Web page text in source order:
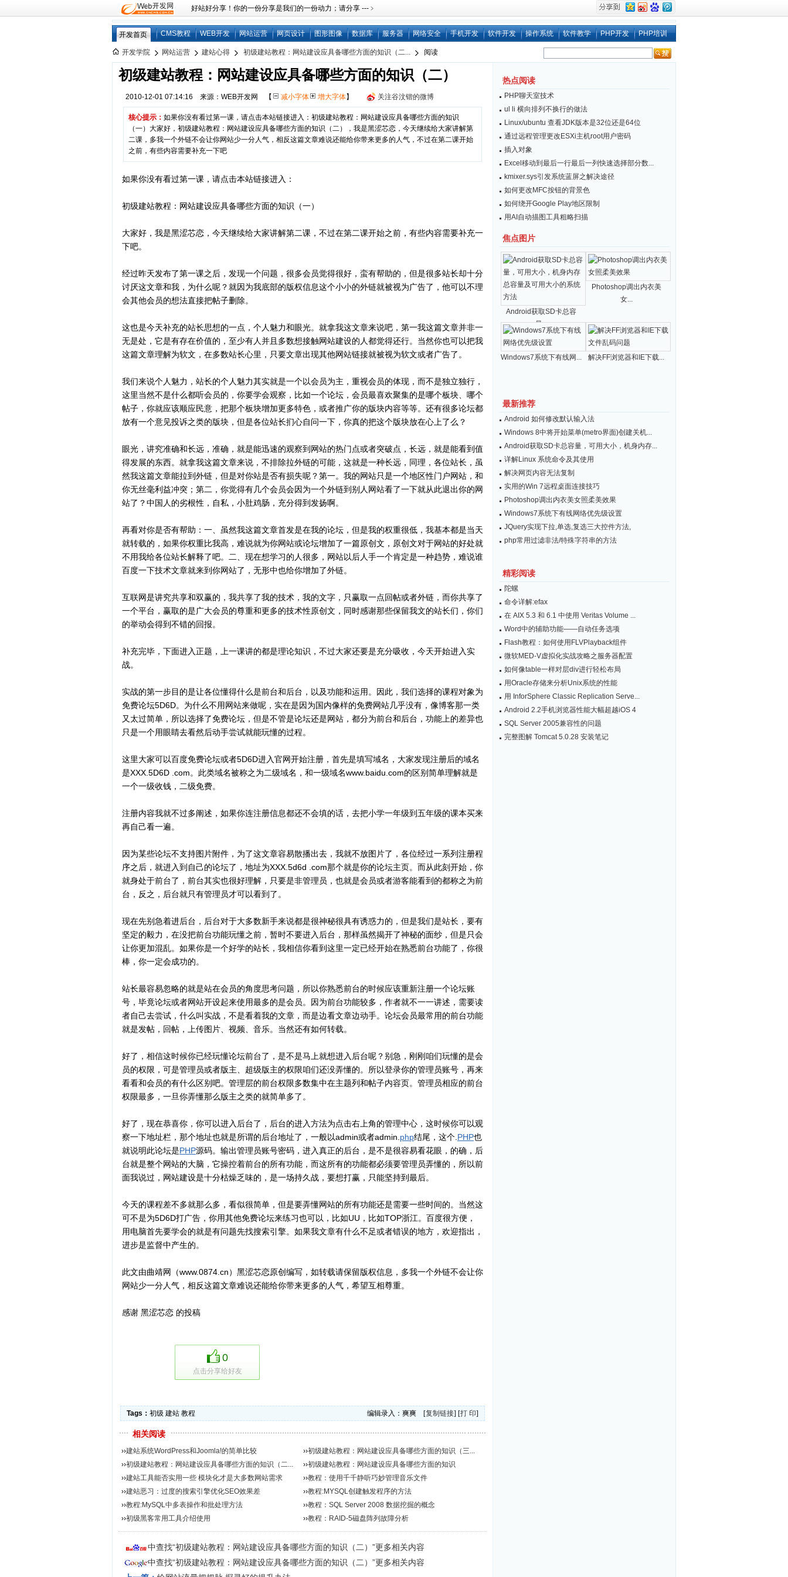
好站好分享！你的一份分享是我们的一份动力；请分享 ---﹥
开发首页 CMS教程 WEB开发 网站运营 网页设计 图形图像 数据库 服务器 网络安全 手机开发 软件开发 操作系统 软件教学 PHP开发 PHP培训
开发学院 网站运营 建站心得 初级建站教程：网站建设应具备哪些方面的知识（二... 阅读
初级建站教程：网站建设应具备哪些方面的知识（二）
2010-12-01 07:14:16 来源：WEB开发网 【 减小字体 增大字体】 关注谷汶锴的微博
核心提示： 如果你没有看过第一课，请点击本站链接进入：初级建站教程：网站建设应具备哪些方面的知识
（一）大家好，初级建站教程：网站建设应具备哪些方面的知识（二），我是黑涩芯恋，今天继续给大家讲解第
二课，多我一个外链不会让你网站少一分人气，相反这篇文章难说还能给你带来更多的人气，不过在第二课开始
之前，有些内容需要补充一下吧
如果你没有看过第一课，请点击本站链接进入：
初级建站教程：网站建设应具备哪些方面的知识（一）
大家好，我是黑涩芯恋，今天继续给大家讲解第二课，不过在第二课开始之前，有些内容需要补充一
下吧。
经过昨天发布了第一课之后，发现一个问题，很多会员觉得很好，蛮有帮助的，但是很多站长却十分
讨厌这文章和我，为什么呢？就因为我底部的版权信息这个小小的外链就被视为广告了，他可以不理
会其他会员的想法直接把帖子删除。
这也是今天补充的站长思想的一点，个人魅力和眼光。就拿我这文章来说吧，第一我这篇文章并非一
无是处，它是有存在价值的，至少有人并且多数想接触网站建设的人都觉得还行。当然你也可以把我
这篇文章理解为软文，在多数站长心里，只要文章出现其他网站链接就被视为软文或者广告了。
我们来说个人魅力，站长的个人魅力其实就是一个以会员为主，重视会员的体现，而不是独立独行，
这里当然不是什么都听会员的，你要学会观察，比如一个论坛，会员最喜欢聚集的是哪个板块、哪个
帖子，你就应该顺应民意，把那个板块增加更多特色，或者推广你的版块内容等等。还有很多论坛都
放有一个意见投诉之类的版块，但是各位站长扪心自问一下，你真的把这个版块放在心上了么？
眼光，讲究准确和长远，准确，就是能迅速的观察到网站的热门点或者突破点，长远，就是能看到值
得发展的东西。就拿我这篇文章来说，不排除拉外链的可能，这就是一种长远，同理，各位站长，虽
然我这篇文章能拉到外链，但是对你站是否有损失呢？第一。我的网站只是一个地区性门户网站，和
你无丝毫利益冲突；第二，你觉得有几个会员会因为一个外链到别人网站看了一下就从此退出你的网
站了？中国人的劣根性，自私，小肚鸡肠，充分得到发扬啊。
再看对你是否有帮助：一、虽然我这篇文章首发是在我的论坛，但是我的权重很低，我基本都是当天
就转载的，如果你权重比我高，难说就为你网站或论坛增加了一篇原创文，原创文对于网站的好处就
不用我给各位站长解释了吧。二、现在想学习的人很多，网站以后人手一个肯定是一种趋势，难说谁
百度一下技术文章就来到你网站了，无形中也给你增加了外链。
互联网是讲究共享和双赢的，我共享了我的技术，我的文字，只赢取一点回帖或者外链，而你共享了
一个平台，赢取的是广大会员的尊重和更多的技术性原创文，同时感谢那些保留我文的站长们，你们
的举动会得到不错的回报。
补充完毕，下面进入正题，上一课讲的都是理论知识，不过大家还要是充分吸收，今天开始进入实
战。
实战的第一步目的是让各位懂得什么是前台和后台，以及功能和运用。因此，我们选择的课程对象为
免费论坛5D6D。为什么不用网站来做呢，实在是因为国内像样的免费网站几乎没有，像博客那一类
又太过简单，所以选择了免费论坛，但是不管是论坛还是网站，都分为前台和后台，功能上的差异也
只是一个用眼睛去看然后动手尝试就能玩懂的过程。
这里大家可以百度免费论坛或者5D6D进入官网开始注册，首先是填写域名，大家发现注册后的域名
是XXX.5D6D .com。此类域名被称之为二级域名，和一级域名www.baidu.com的区别简单理解就是
一个一级收钱，二级免费。
注册内容我就不过多阐述，如果你连注册信息都还不会填的话，去把小学一年级到五年级的课本买来
再自己看一遍。
因为某些论坛不支持图片附件，为了这文章容易散播出去，我就不放图片了，各位经过一系列注册程
序之后，就进入到自己的论坛了，地址为XXX.5d6d .com那个就是你的论坛主页。而从此刻开始，你
就身处于前台了，前台其实也很好理解，只要是非管理员，也就是会员或者游客能看到的都称之为前
台，反之，后台就只有管理员才可以看到了。
现在先别急着进后台，后台对于大多数新手来说都是很神秘很具有诱惑力的，但是我们是站长，要有
坚定的毅力，在没把前台功能玩懂之前，暂时不要进入后台，那样虽然揭开了神秘的面纱，但是只会
让你更加混乱。如果你是一个好学的站长，我相信你看到这里一定已经开始在熟悉前台功能了，你很
棒，你一定会成功的。
站长最容易忽略的就是站在会员的角度思考问题，所以你熟悉前台的时候应该重新注册一个论坛账
号，毕竟论坛或者网站开设起来使用最多的是会员。因为前台功能较多，作者就不一一讲述，需要读
者自己去尝试，什么叫实战，不是看着我的文章，而是边看文章边动手。论坛会员最常用的前台功能
就是发帖，回帖，上传图片、视频、音乐。当然还有如何转载。
好了，相信这时候你已经玩懂论坛前台了，是不是马上就想进入后台呢？别急，刚刚咱们玩懂的是会
员的权限，可是管理员或者版主、超级版主的权限咱们还没弄懂的。所以登录你的管理员账号，再来
看看和会员的有什么区别吧。管理层的前台权限多数集中在主题列和帖子内容页。管理员相应的前台
权限最多，一旦你弄懂那么版主之类的就简单多了。
好了，现在恭喜你，你可以进入后台了，后台的进入方法为点击右上角的管理中心，这时候你可以观
察一下地址栏，那个地址也就是所谓的后台地址了，一般以admin或者admin. php结尾，这个. PHP也
就说明此论坛是PHP源码。输出管理员账号密码，进入真正的后台，是不是很容易看花眼，的确，后
台就是整个网站的大脑，它操控着前台的所有功能，而这所有的功能都必须要管理员弄懂的，所以前
面我说过，网站建设是十分枯燥乏味的，是一场持久战，要想打赢，只能坚持到最后。
今天的课程差不多就那么多，看似很简单，但是要弄懂网站的所有功能还是需要一些时间的。当然这
可不是为5D6D打广告，你用其他免费论坛来练习也可以，比如UU，比如TOP浙江。百度很方便，
用电脑首先要学会的就是有问题先找搜索引擎。如果我文章有什么不足或者错误的地方，欢迎指出，
进步是监督中产生的。
此文由曲靖网（www.0874.cn）黑涩芯恋原创编写，如转载请保留版权信息，多我一个外链不会让你
网站少一分人气，相反这篇文章难说还能给你带来更多的人气，希望互相尊重。
感谢 黑涩芯恋 的投稿
0
点击分享给好友
Tags： 初级 建站 教程 编辑录入：爽爽 [复制链接] [打 印]
相关阅读
››建站系统WordPress和Joomla!的简单比较 ››初级建站教程：网站建设应具备哪些方面的知识（三...
››初级建站教程：网站建设应具备哪些方面的知识（二... ››初级建站教程：网站建设应具备哪些方面的知识
››建站工具能否实用一些 模块化才是大多数网站需求 ››教程：使用千千静听巧妙管理音乐文件
››建站恶习：过度的搜索引擎优化SEO效果差 ››教程:MYSQL创建触发程序的方法
››教程:MySQL中多表操作和批处理方法 ››教程：SQL Server 2008 数据挖掘的概念
››初级黑客常用工具介绍使用 ››教程：RAID-5磁盘阵列故障分析
中查找“初级建站教程：网站建设应具备哪些方面的知识（二）”更多相关内容
中查找“初级建站教程：网站建设应具备哪些方面的知识（二）”更多相关内容
热点阅读
PHP聊天室技术
ul li 横向排列不换行的做法
Linux/ubuntu 查看JDK版本是32位还是64位
通过远程管理更改ESXi主机root用户密码
插入对象
Excel移动到最后一行最后一列快速选择部分数...
kmixer.sys引发系统蓝屏之解决途径
如何更改MFC按钮的背景色
如何绕开Google Play地区限制
用AI自动描图工具粗略扫描
焦点图片
Android获取SD卡总容
量...
Photoshop调出内衣美
女...
Windows7系统下有线网... 解决FF浏览器和IE下载...
最新推荐
Android 如何修改默认输入法
Windows 8中将开始菜单(metro界面)创建关机...
Android获取SD卡总容量，可用大小，机身内存...
详解Linux 系统命令及其使用
解决网页内容无法复制
实用的Win 7远程桌面连接技巧
Photoshop调出内衣美女照柔美效果
Windows7系统下有线网络优先级设置
JQuery实现下拉,单选,复选三大控件方法,
php常用过滤非法/特殊字符串的方法
精彩阅读
陀螺
命令详解:efax
在 AIX 5.3 和 6.1 中使用 Veritas Volume ...
Word中的辅助功能——自动任务选项
Flash教程：如何使用FLVPlayback组件
微软MED-V虚拟化实战攻略之服务器配置
如何像table一样对层div进行轻松布局
用Oracle存储来分析Unix系统的性能
用 InforSphere Classic Replication Serve...
Android 2.2手机浏览器性能大幅超越iOS 4
SQL Server 2005兼容性的问题
完整图解 Tomcat 5.0.28 安装笔记